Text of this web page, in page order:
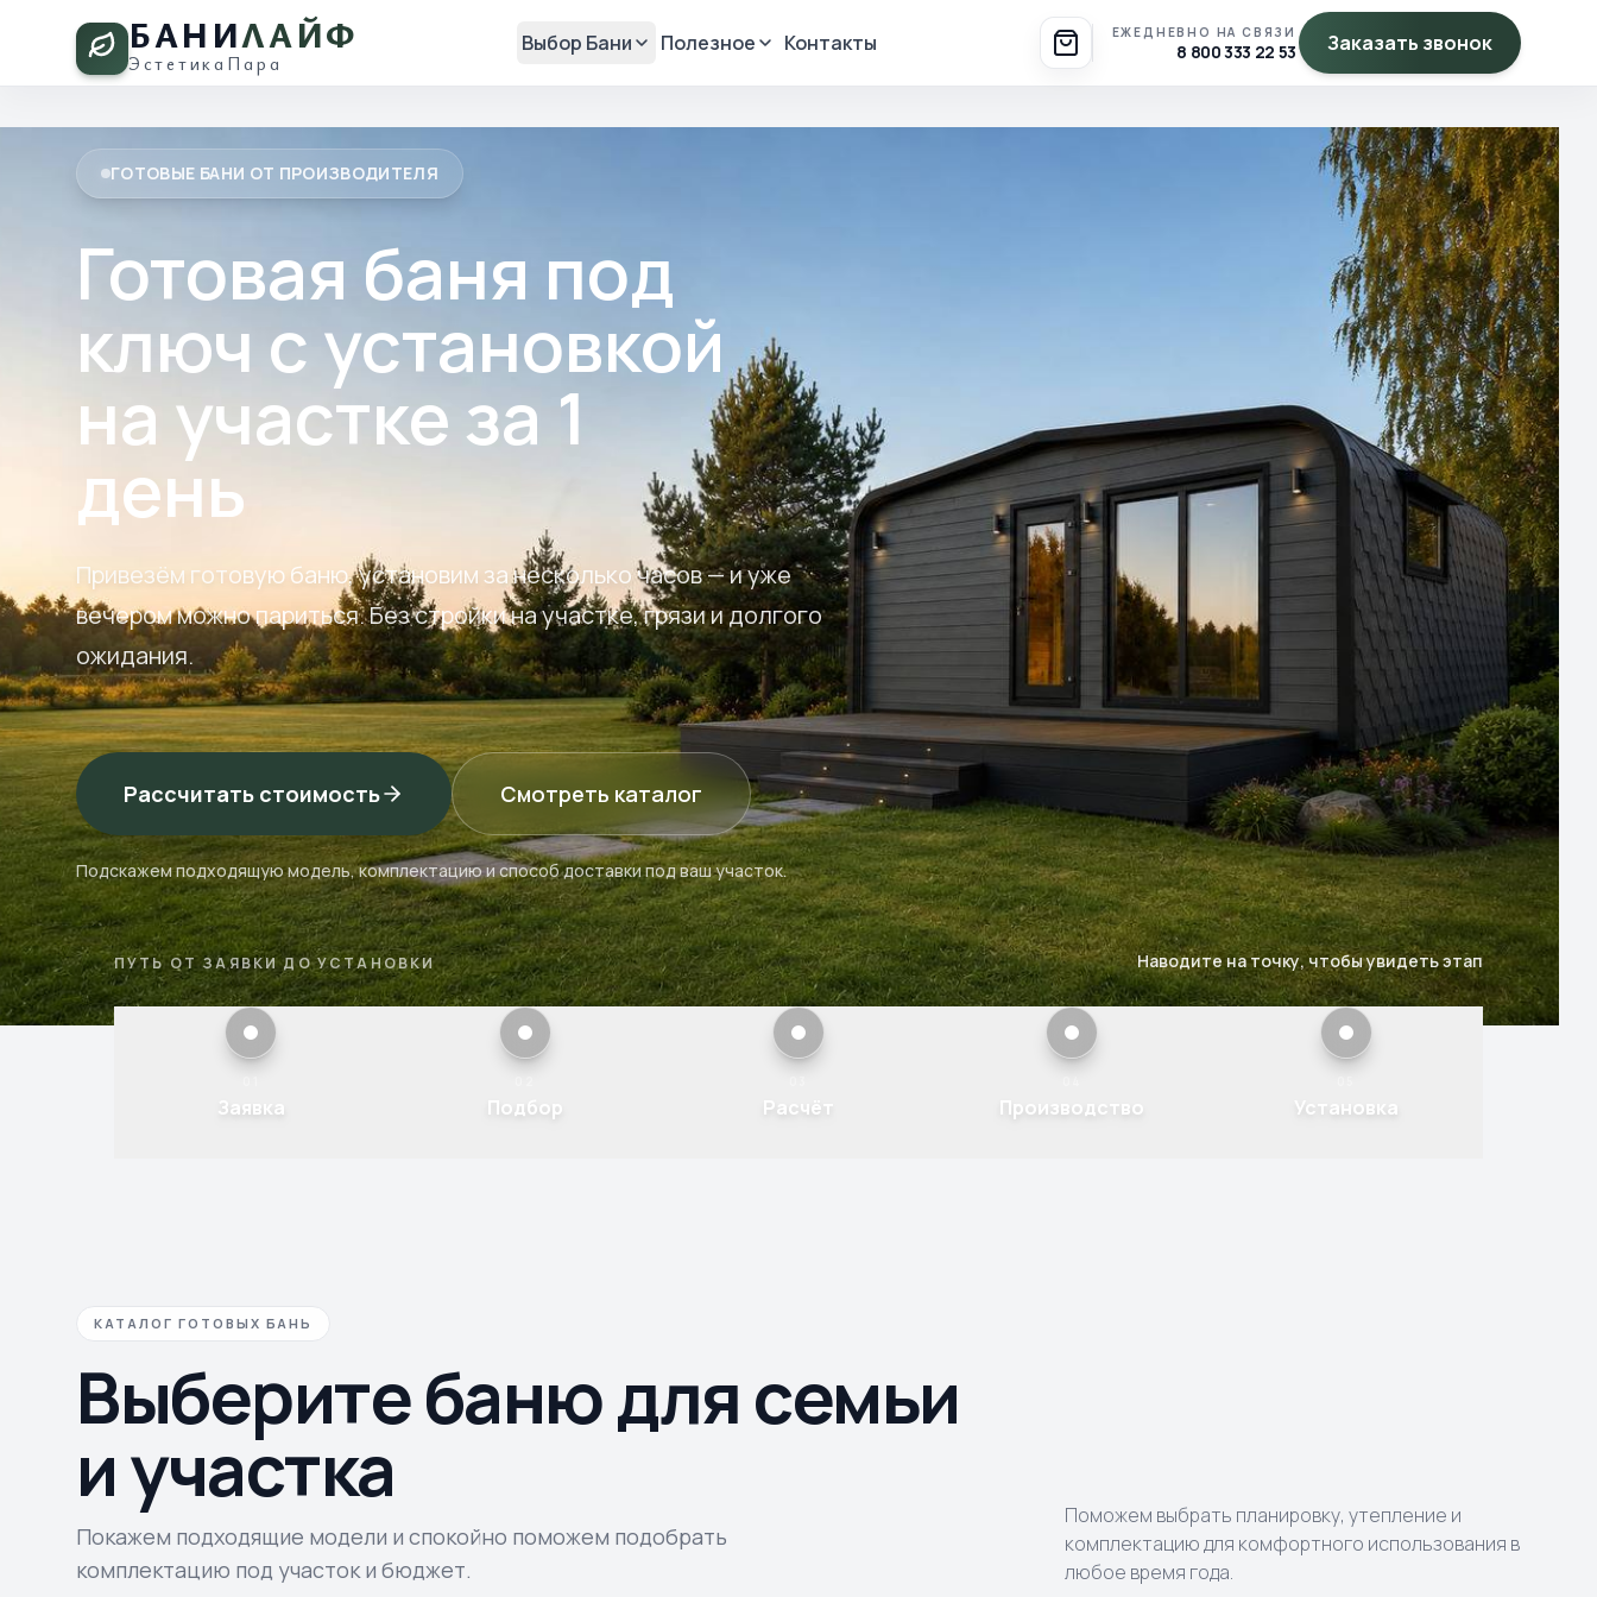
БАНИЛАЙФ
Эстетика Пара
Выбор Бани Полезное Контакты ЕЖЕДНЕВНО НА СВЯЗИ
8 800 333 22 53 Заказать звонок
ГОТОВЫЕ БАНИ ОТ ПРОИЗВОДИТЕЛЯ
Готовая баня под
ключ с установкой
на участке за 1
день
Привезём готовую баню, установим за несколько часов — и уже
вечером можно париться. Без стройки на участке, грязи и долгого
ожидания.
Рассчитать стоимость Смотреть каталог
Подскажем подходящую модель, комплектацию и способ доставки под ваш участок.
ПУТЬ ОТ ЗАЯВКИ ДО УСТАНОВКИ Наводите на точку, чтобы увидеть этап
Заявка Подбор Расчёт Производство Установка
КАТАЛОГ ГОТОВЫХ БАНЬ
Выберите баню для семьи
и участка
Покажем подходящие модели и спокойно поможем подобрать
комплектацию под участок и бюджет.
Поможем выбрать планировку, утепление и
комплектацию для комфортного использования в
любое время года.